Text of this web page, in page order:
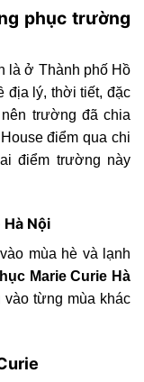
phục trường
là ở Thành phố Hồ
địa lý, thời tiết, đặc
trường đã chia
điểm qua chi
điểm trường này
Nội
mùa hè và lạnh
Marie Curie Hà
từng mùa khác